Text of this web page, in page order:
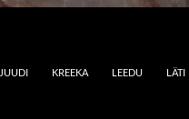
JUUDI KREEKA LEEDU LÄTI